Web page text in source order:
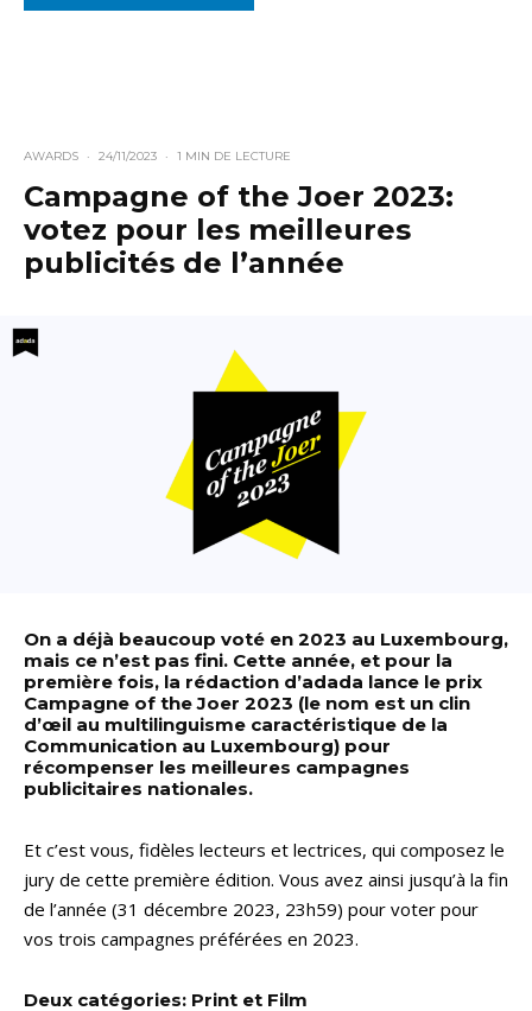
AWARDS · 24/11/2023 · 1 MIN DE LECTURE
Campagne of the Joer 2023:
votez pour les meilleures
publicités de l’année
On a déjà beaucoup voté en 2023 au Luxembourg,
mais ce n’est pas fini. Cette année, et pour la
première fois, la rédaction d’adada lance le prix
Campagne of the Joer 2023 (le nom est un clin
d’œil au multilinguisme caractéristique de la
Communication au Luxembourg) pour
récompenser les meilleures campagnes
publicitaires nationales.
Et c’est vous, fidèles lecteurs et lectrices, qui composez le
jury de cette première édition. Vous avez ainsi jusqu’à la fin
de l’année (31 décembre 2023, 23h59) pour voter pour
vos trois campagnes préférées en 2023.
Deux catégories: Print et Film